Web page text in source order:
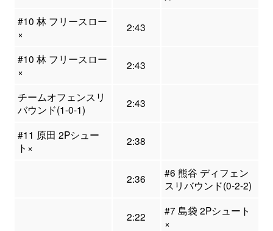
#10 林 フリースロー
×
2:43
#10 林 フリースロー
×
2:43
チームオフェンスリ
バウンド(1-0-1)
2:43
#11 原田 2Pシュー
ト×
2:38
2:36
#6 熊谷 ディフェン
スリバウンド(0-2-2)
2:22
#7 島袋 2Pシュート
×